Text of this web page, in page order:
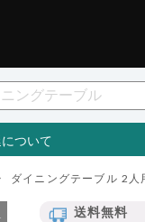
ついて
ダイニングテーブル 2人
送料無料